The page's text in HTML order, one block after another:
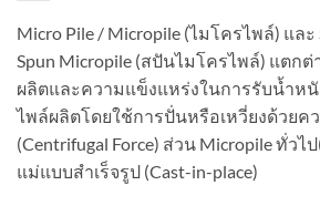
Micro Pile / Micropile (ไมโครไพล์) และ
Spun Micropile (สปันไมโครไพล์) แตก
ผลิตและความแข็งแหร่งในการรับน้ำหนั
ไพล์ผลิตโดยใช้การปั่นหรือเหวี่ยงด้วยคว
(Centrifugal Force) ส่วน Micropile ทั่วไ
แม่แบบสำเร็จรูป (Cast-in-place)